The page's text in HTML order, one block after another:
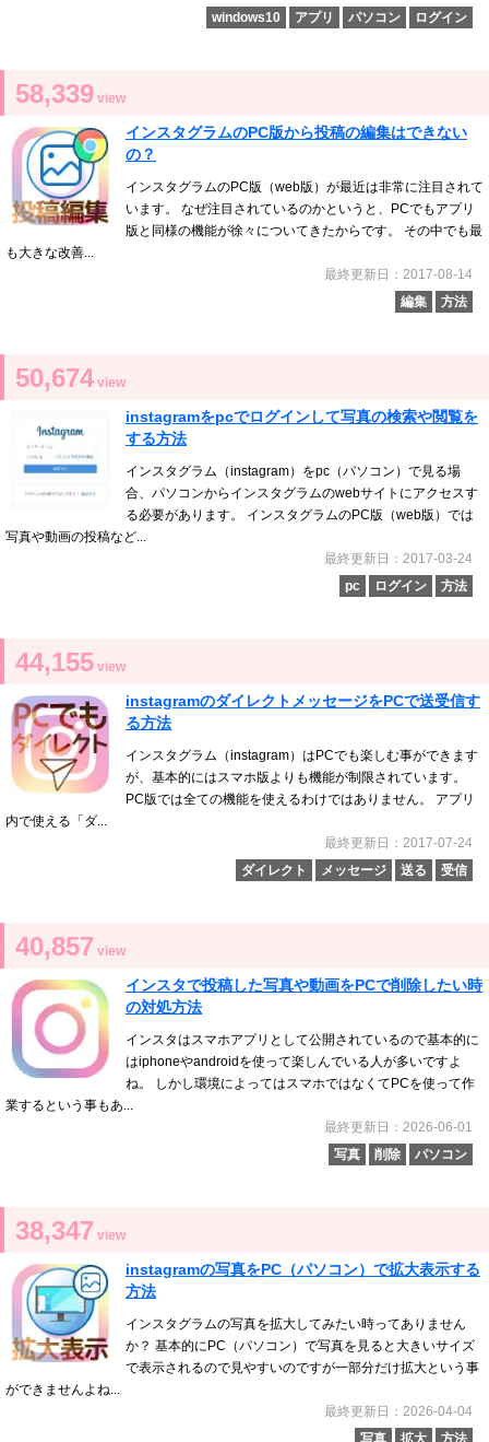
windows10
アプリ パソコン ログイン
58,339 view
インスタグラムのPC版から投稿の編集はできない
の？
インスタグラムのPC版（web版）が最近は非常に注目されて
います。 なぜ注目されているのかというと、PCでもアプリ
版と同様の機能が徐々についてきたからです。 その中でも最
も大きな改善...
最終更新日：2017-08-14
編集
方法
50,674 view
instagramをpcでログインして写真の検索や閲覧を
する方法
インスタグラム（instagram）をpc（パソコン）で見る場
合、パソコンからインスタグラムのwebサイトにアクセスす
る必要があります。 インスタグラムのPC版（web版）では
写真や動画の投稿など...
最終更新日：2017-03-24
pc
ログイン 方法
44,155 view
instagramのダイレクトメッセージをPCで送受信す
る方法
インスタグラム（instagram）はPCでも楽しむ事ができます
が、基本的にはスマホ版よりも機能が制限されています。
PC版では全ての機能を使えるわけではありません。 アプリ
内で使える「ダ...
最終更新日：2017-07-24
ダイレクト
メッセージ 送る 受信
40,857 view
インスタで投稿した写真や動画をPCで削除したい時
の対処方法
インスタはスマホアプリとして公開されているので基本的に
はiphoneやandroidを使って楽しんでいる人が多いですよ
ね。 しかし環境によってはスマホではなくてPCを使って作
業するという事もあ...
最終更新日：2026-06-01
写真
削除 パソコン
38,347 view
instagramの写真をPC（パソコン）で拡大表示する
方法
インスタグラムの写真を拡大してみたい時ってありません
か？ 基本的にPC（パソコン）で写真を見ると大きいサイズ
で表示されるので見やすいのですが一部分だけ拡大という事
ができませんよね...
最終更新日：2026-04-04